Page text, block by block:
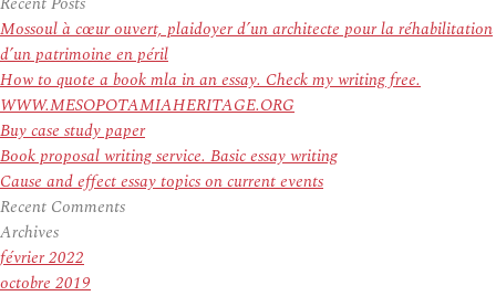
:Mossoul à cœur ouvert, plaidoyer d’un architecte pour la réhabilitation
d’un patrimoine en péril
How to quote a book mla in an essay. Check my writing free.
WWW.MESOPOTAMIAHERITAGE.ORG
Buy case study paper
Book proposal writing service. Basic essay writing
Cause and effect essay topics on current events
Recent Comments
Archives
février 2022
octobre 2019